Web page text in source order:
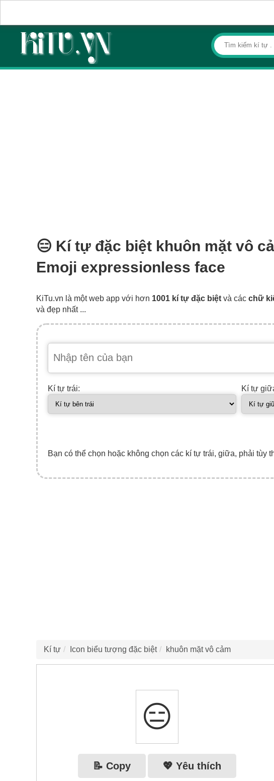
😑 Kí tự đặc biệt khuôn mặt vô
Emoji expressionless face
KiTu.vn là một web app với hơn 1001 kí tự đặc biệt và các chữ
và đẹp nhất ...
Kí tự trái: Kí tự
Bạn có thể chọn hoặc không chọn các kí tự trái, giữa, phải tùy
Kí tự Icon biểu tượng đặc biệt khuôn mặt vô cảm
😑
📝 Copy 💖 Yêu thích